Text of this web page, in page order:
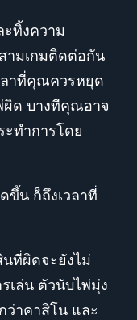
ะทิ้งความ
ามเกมติดต่อกัน
ลาที่คุณควรหยุด
ผิด บางทีคุณอาจ
ะทำการโดย
ขึ้น ก็ถึงเวลาที่
ที่ผิดจะยังไม่
เล่น ตัวนับไพ่มุ่ง
ว่าคาสิโน และ